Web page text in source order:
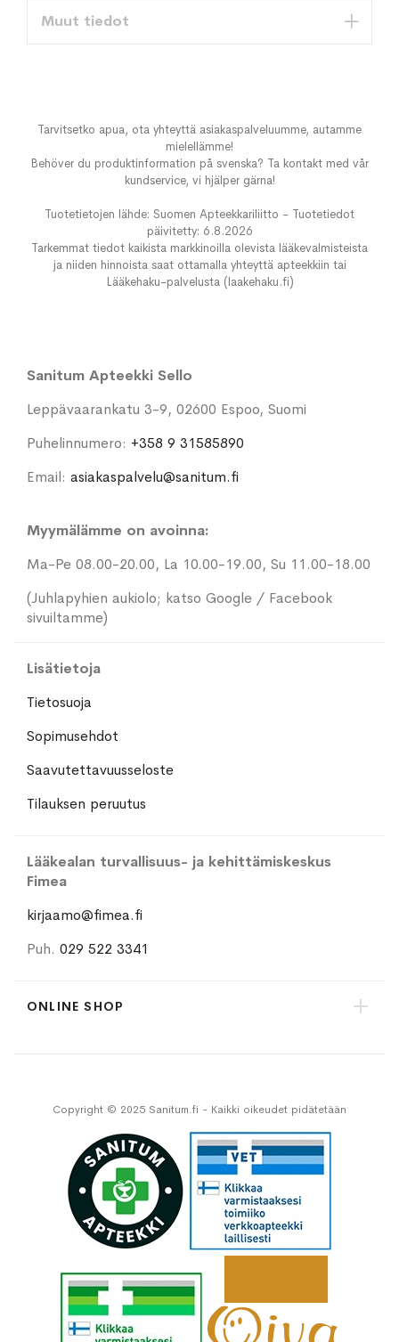
Muut tiedot
Tarvitsetko apua, ota yhteyttä asiakaspalveluumme, autamme
mielellämme!
Behöver du produktinformation på svenska? Ta kontakt med vår
kundservice, vi hjälper gärna!
Tuotetietojen lähde: Suomen Apteekkariliitto - Tuotetiedot
päivitetty: 6.8.2026
Tarkemmat tiedot kaikista markkinoilla olevista lääkevalmisteista
ja niiden hinnoista saat ottamalla yhteyttä apteekkiin tai
Lääkehaku-palvelusta (laakehaku.fi)
Sanitum Apteekki Sello
Leppävaarankatu 3-9, 02600 Espoo, Suomi
Puhelinnumero: +358 9 31585890
Email: asiakaspalvelu@sanitum.fi
Myymälämme on avoinna:
Ma-Pe 08.00-20.00, La 10.00-19.00, Su 11.00-18.00
(Juhlapyhien aukiolo; katso Google / Facebook
sivuiltamme)
Lisätietoja
Tietosuoja
Sopimusehdot
Saavutettavuusseloste
Tilauksen peruutus
Lääkealan turvallisuus- ja kehittämiskeskus
Fimea
kirjaamo@fimea.fi
Puh. 029 522 3341
ONLINE SHOP
Copyright © 2025 Sanitum.fi - Kaikki oikeudet pidätetään